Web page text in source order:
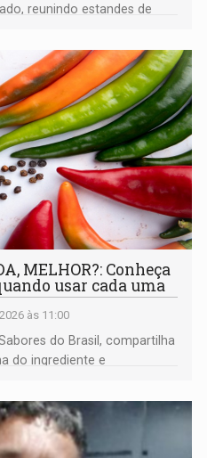
reunindo estandes de
MELHOR?: Conheça
usar cada uma
às 11:00
do Brasil, compartilha
do ingrediente e